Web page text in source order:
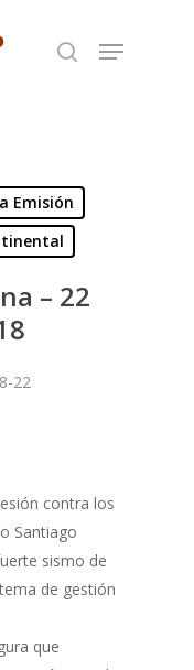
Emisión
– 22
22
contra los
Santiago
sismo de
de gestión
que